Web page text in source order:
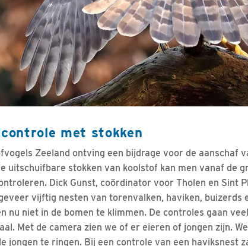
met stokken
Zeeland ontving een bijdrage voor de aanschaf
uitschuifbare stokken van koolstof kan men vanaf de
Dick Gunst, coördinator voor Tholen en Sint
vijftig nesten van torenvalken, haviken, buizerds
nu niet in de bomen te klimmen. De controles gaan
Met de camera zien we of er eieren of jongen zijn.
jongen te ringen. Bij een controle van een haviksnest